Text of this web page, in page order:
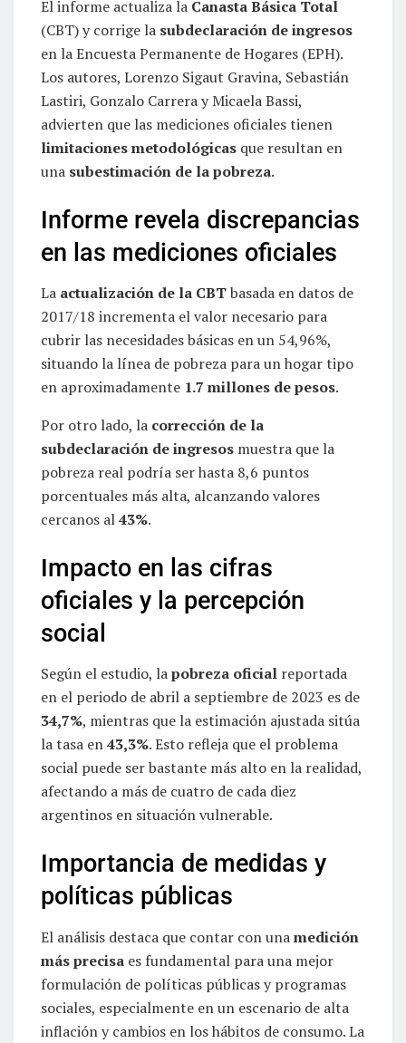
El informe actualiza la Canasta Básica Total
(CBT) y corrige la subdeclaración de ingresos
en la Encuesta Permanente de Hogares (EPH).
Los autores, Lorenzo Sigaut Gravina, Sebastián
Lastiri, Gonzalo Carrera y Micaela Bassi,
advierten que las mediciones oficiales tienen
limitaciones metodológicas que resultan en
una subestimación de la pobreza.
Informe revela discrepancias
en las mediciones oficiales
La actualización de la CBTbasada en datos de
2017/18 incrementa el valor necesario para
cubrir las necesidades básicas en un 54,96%,
situando la línea de pobreza para un hogar tipo
en aproximadamente 1.7 millones de pesos.
Por otro lado, la corrección de la
subdeclaración de ingresos muestra que la
pobreza real podría ser hasta 8,6 puntos
porcentuales más alta, alcanzando valores
cercanos al43%.
Impacto en las cifras
oficiales y la percepción
social
Según el estudio, lapobreza oficial reportada
en el periodo de abril a septiembre de 2023 es de
34,7%, mientras que la estimación ajustada sitúa
la tasa en43,3%. Esto refleja que el problema
social puede ser bastante más alto en la realidad,
afectando a más de cuatro de cada diez
argentinos en situación vulnerable.
Importancia de medidas y
políticas públicas
El análisis destaca que contar con unamedición
más precisa es fundamental para una mejor
formulación de políticas públicas y programas
sociales, especialmente en un escenario de alta
inflación y cambios en los hábitos de consumo. La